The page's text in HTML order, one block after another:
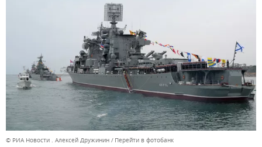
© РИА Новости . Алексей Дружинин Перейти в фотобанк